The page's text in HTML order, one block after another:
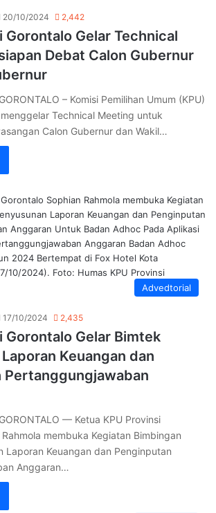
20/10/2024 2,442
Gorontalo Gelar Technical
Debat Calon Gubernur
– Komisi Pemilihan Umum (KPU)
Technical Meeting untuk
Calon Gubernur dan Wakil…
Advedtorial
Sophian Rahmola membuka Kegiatan
Laporan Keuangan dan Penginputan
Anggaran Untuk Badan Adhoc Pada Aplikasi
Anggaran Badan Adhoc
2024 Bertempat di Fox Hotel Kota
10/2024). Foto: Humas KPU Provinsi
17/10/2024 2,435
Gorontalo Gelar Bimtek
Keuangan dan
Pertanggungjawaban
— Ketua KPU Provinsi
membuka Kegiatan Bimbingan
Laporan Keuangan dan Penginputan
Anggaran…